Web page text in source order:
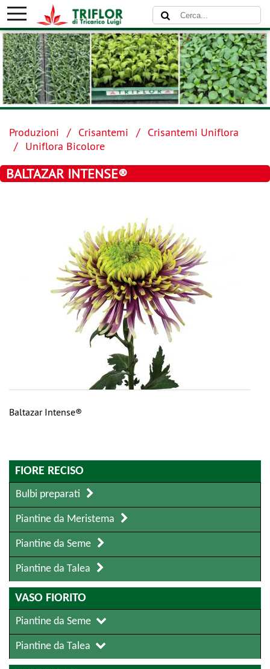
FIORE RECISO
Bulbi preparati
Piantine da Meristema
Piantine da Seme
Piantine da Talea
VASO FIORITO
Piantine da Seme
Piantine da Talea
Produzioni Crisantemi
Crisantemi Uniflora
Uniflora Bicolore
BALTAZAR INTENSE®
Baltazar Intense®